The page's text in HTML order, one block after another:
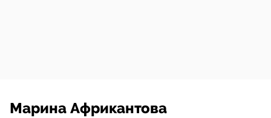
Марина Африкантова